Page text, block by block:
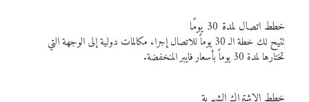
خطط اتصال لمدة 30 يومًا
تتيح لك خطة الـ 30 يوماً للاتصال إجراء مكالمات دولية إلى الوجهة التي
تختارها لمدة 30 يوماً بأسعار فايبر المنخفضة.